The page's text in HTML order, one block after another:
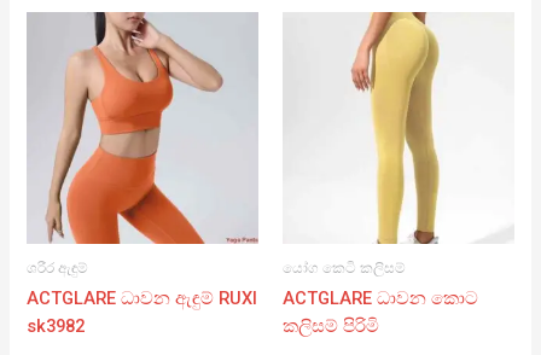
ශරීර ඇඳුම්
ACTGLARE ධාවන ඇඳුම් RUXI
sk3982
යෝග කෙටි කලිසම්
ACTGLARE ධාවන කොට
කලිසම් පිරිමි